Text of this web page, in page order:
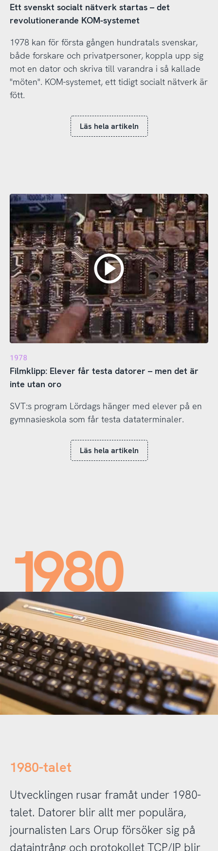
Ett svenskt socialt nätverk startas – det
revolutionerande KOM-systemet
1978 kan för första gången hundratals svenskar,
både forskare och privatpersoner, koppla upp sig
mot en dator och skriva till varandra i så kallade
"möten". KOM-systemet, ett tidigt socialt nätverk är
fött.
Läs hela artikeln
1978
Filmklipp: Elever får testa datorer – men det är
inte utan oro
SVT:s program Lördags hänger med elever på en
gymnasieskola som får testa dataterminaler.
Läs hela artikeln
1980
1980-talet
Utvecklingen rusar framåt under 1980-
talet. Datorer blir allt mer populära,
journalisten Lars Orup försöker sig på
dataintrång och protokollet TCP/IP blir